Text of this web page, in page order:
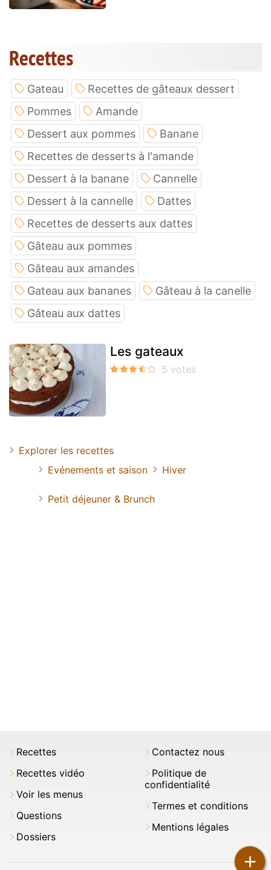
+
Recettes
Gateau
Recettes de gâteaux dessert
Pommes
Amande
Dessert aux pommes
Banane
Recettes de desserts à l'amande
Dessert à la banane
Cannelle
Dessert à la cannelle
Dattes
Recettes de desserts aux dattes
Gâteau aux pommes
Gâteau aux amandes
Gateau aux bananes
Gâteau à la canelle
Gâteau aux dattes
Les gateaux
Explorer les recettes
Evénements et saison
Hiver
Petit déjeuner & Brunch
Recettes
Recettes vidéo
Voir les menus
Questions
Dossiers
Contactez nous
Politique de
confidentialité
Termes et conditions
Mentions légales